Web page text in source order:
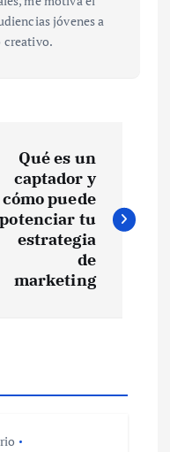
jóvenes a
creativo.
Qué es un
captador y
cómo puede
potenciar tu
estrategia
de
marketing